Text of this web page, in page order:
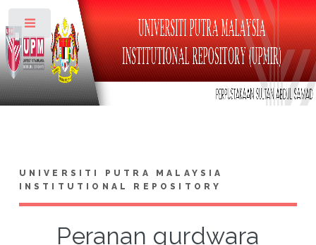
UNIVERSITI PUTRA MALAYSIA
INSTITUTIONAL REPOSITORY
Peranan gurdwara
Toggle